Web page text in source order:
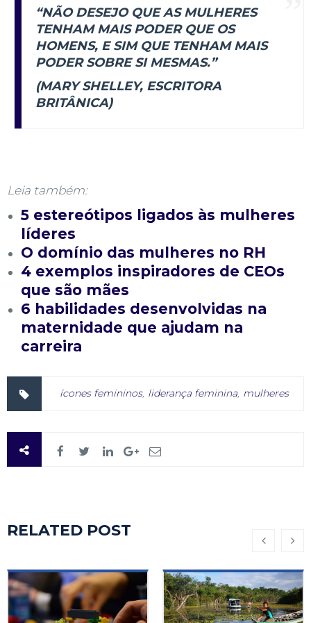
“NÃO DESEJO QUE AS MULHERES
TENHAM MAIS PODER QUE OS
HOMENS, E SIM QUE TENHAM MAIS
PODER SOBRE SI MESMAS.”
(MARY SHELLEY, ESCRITORA
BRITÂNICA)
Leia também:
5 estereótipos ligados às mulheres
líderes
O domínio das mulheres no RH
4 exemplos inspiradores de CEOs
que são mães
6 habilidades desenvolvidas na
maternidade que ajudam na
carreira
ícones femininos, liderança feminina, mulheres
RELATED POST